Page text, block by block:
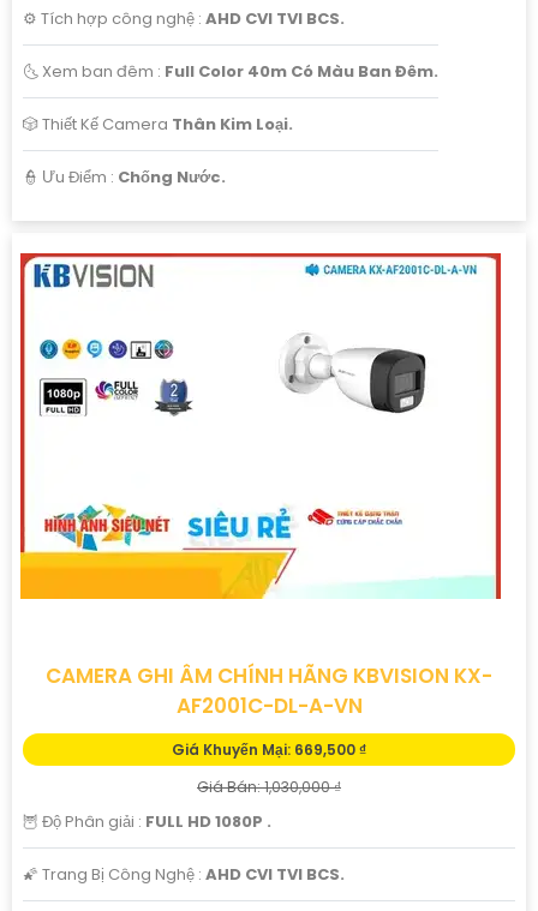
⚙ Tích hợp công nghệ : AHD CVI TVI BCS.
🌜 Xem ban đêm : Full Color 40m Có Màu Ban Đêm.
🎲 Thiết Kế Camera Thân Kim Loại.
️👮 Ưu Điểm : Chống Nước.
CAMERA GHI ÂM CHÍNH HÃNG KBVISION KX-
AF2001C-DL-A-VN
Giá Khuyến Mại: 669,500 ₫
Giá Bán: 1,030,000 ₫
🦉 Độ Phân giải : FULL HD 1080P .
🌠 Trang Bị Công Nghệ : AHD CVI TVI BCS.